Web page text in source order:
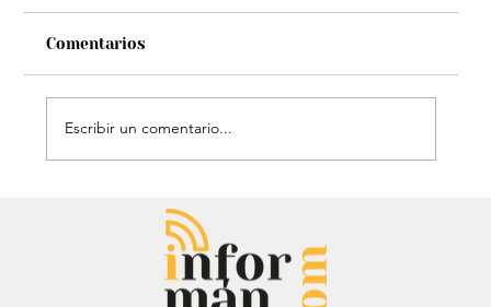
David Murcia denuncia a Abelardo de
la Espriella por presuntas faltas
cuando fue su abogado
Comentarios
Escribir un comentario...